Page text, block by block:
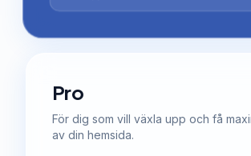
Pro
För dig som vill växla upp och få
av din hemsida.